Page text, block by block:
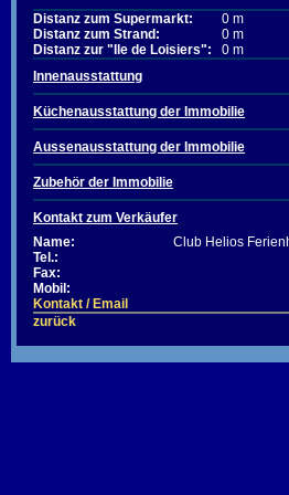
Distanz zum Supermarkt:
0 m
Distanz zum Strand:
0 m
Distanz zur "Ile de Loisiers":
0 m
Innenausstattung
Küchenausstattung der Immobilie
Aussenausstattung der Immobilie
Zubehör der Immobilie
Kontakt zum Verkäufer
Name:
Club Helios
Tel.:
Fax:
Mobil:
Kontakt / Email
zurück